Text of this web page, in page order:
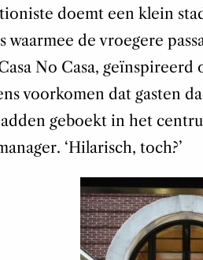
doemt een klein
waarmee de vroegere
No Casa, geïnspireerd
voorkomen dat gasten
geboekt in het
‘Hilarisch, toch?’